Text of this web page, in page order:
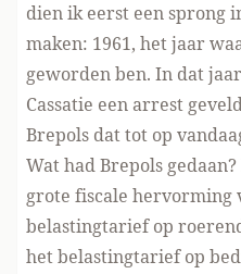
dien ik eerst een sprong
maken: 1961, het jaar
geworden ben. In dat
Cassatie een arrest
Brepols dat tot op
Wat had Brepols
grote fiscale hervorming
belastingtarief op
het belastingtarief op